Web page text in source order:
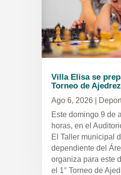
Villa Elisa se
Torneo de Ajedrez
Ago 6, 2026|
Este domingo 9 de
horas, en el
El Taller municipal
dependiente del
organiza para este
el 1° Torneo de